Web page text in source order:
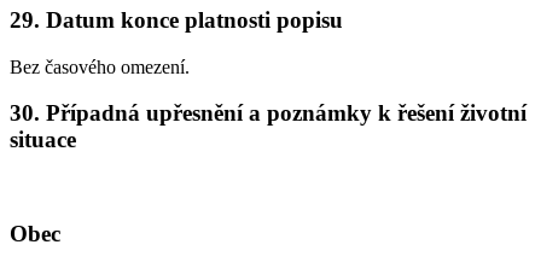
29. Datum konce platnosti popisu
Bez časového omezení.
30. Případná upřesnění a poznámky k řešení životní
situace
Obec